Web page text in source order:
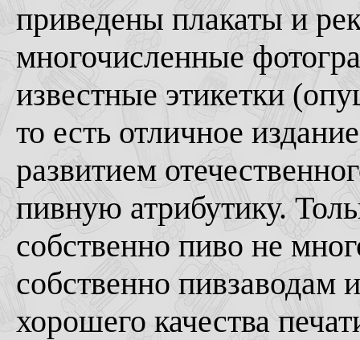
приведены плакаты и
многочисленные
известные этикетки
то есть отличное
развитием
пивную атрибутику.
собственно пиво не
собственно
хорошего качества